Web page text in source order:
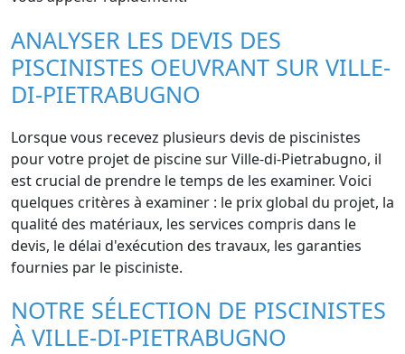
ANALYSER LES DEVIS DES
PISCINISTES OEUVRANT SUR VILLE-
DI-PIETRABUGNO
Lorsque vous recevez plusieurs devis de piscinistes
pour votre projet de piscine sur Ville-di-Pietrabugno, il
est crucial de prendre le temps de les examiner. Voici
quelques critères à examiner : le prix global du projet, la
qualité des matériaux, les services compris dans le
devis, le délai d'exécution des travaux, les garanties
fournies par le pisciniste.
NOTRE SÉLECTION DE PISCINISTES
À VILLE-DI-PIETRABUGNO